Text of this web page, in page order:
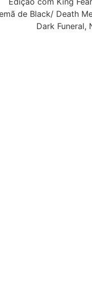
de Black/ Death
Dark Funeral,